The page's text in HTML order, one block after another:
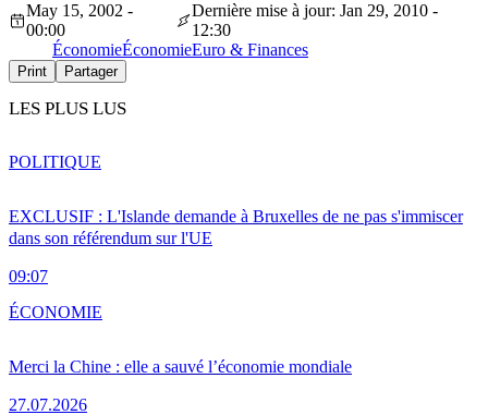
May 15, 2002 -
00:00
Dernière mise à jour: Jan 29, 2010 -
12:30
ÉconomieÉconomieEuro & Finances
Print Partager
LES PLUS LUS
EXCLUSIF : L'Islande demande à Bruxelles de ne pas s'immiscer
dans son référendum sur l'UE
09:07
POLITIQUE
Merci la Chine : elle a sauvé l’économie mondiale
27.07.2026
ÉCONOMIE